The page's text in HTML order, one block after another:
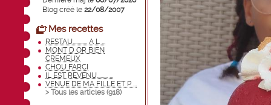
Blog créé le 22/08/2007
Mes recettes
RESTAU............ A L ...
MONT D OR BIEN
CREMEUX
CHOU FARCI
IL EST REVENU......... ...
VENUE DE MA FILLE ET P ...
> Tous les articles (918)